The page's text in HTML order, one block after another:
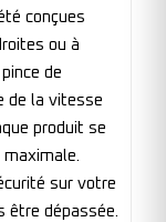
conçues
ou à
de
de la vitesse
produit se
sur votre
être dépassée.